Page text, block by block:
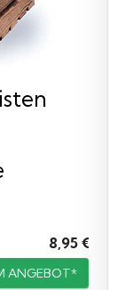
8,95 €
ANGEBOT*